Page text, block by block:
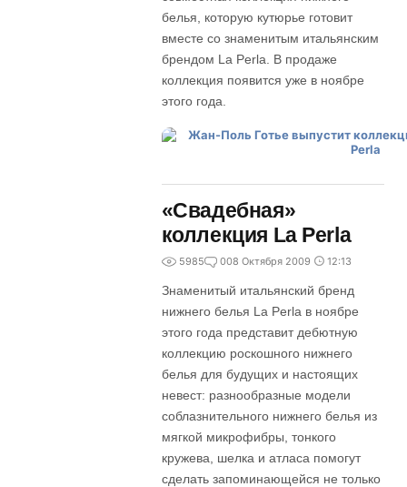
белья, которую кутюрье готовит
вместе со знаменитым итальянским
брендом La Perla. В продаже
коллекция появится уже в ноябре
этого года.
«Свадебная»
коллекция La Perla
5985 008 Октября 2009 12:13
Знаменитый итальянский бренд
нижнего белья La Perla в ноябре
этого года представит дебютную
коллекцию роскошного нижнего
белья для будущих и настоящих
невест: разнообразные модели
соблазнительного нижнего белья из
мягкой микрофибры, тонкого
кружева, шелка и атласа помогут
сделать запоминающейся не только